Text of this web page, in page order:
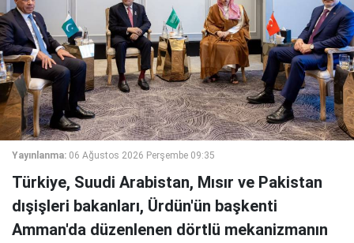
Yayınlanma: 06 Ağustos 2026 Perşembe 09:35
Türkiye, Suudi Arabistan, Mısır ve Pakistan
dışişleri bakanları, Ürdün'ün başkenti
Amman'da düzenlenen dörtlü mekanizmanın